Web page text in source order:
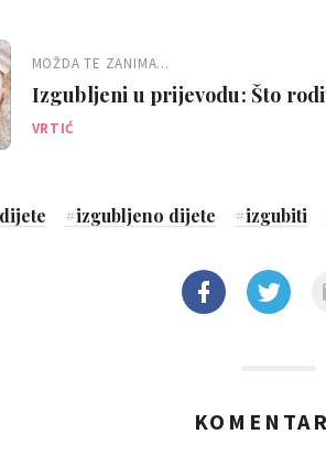
MOŽDA TE ZANIMA...
Izgubljeni u prijevodu: Što
VRTIĆ
dijete #izgubljeno dijete #izgubiti